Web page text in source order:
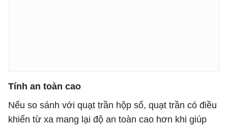
Tính an toàn cao
Nếu so sánh với quạt trần hộp số, quạt trần có điều
khiển từ xa mang lại độ an toàn cao hơn khi giúp